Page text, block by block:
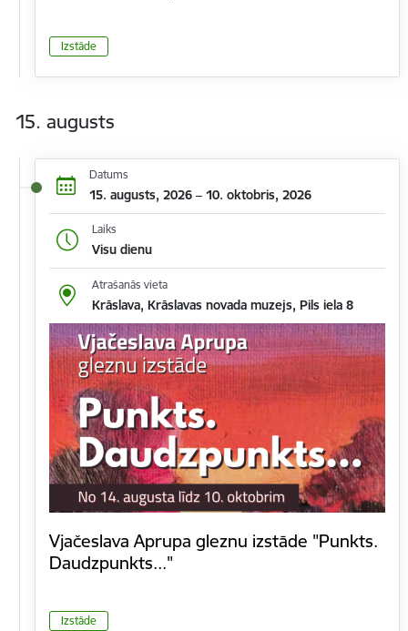
Izstāde
15. augusts
Datums
15. augusts, 2026 – 10. oktobris, 2026
Laiks
Visu dienu
Atrašanās vieta
Krāslava, Krāslavas novada muzejs, Pils iela 8
Vjačeslava Aprupa gleznu izstāde "Punkts.
Daudzpunkts..."
Izstāde